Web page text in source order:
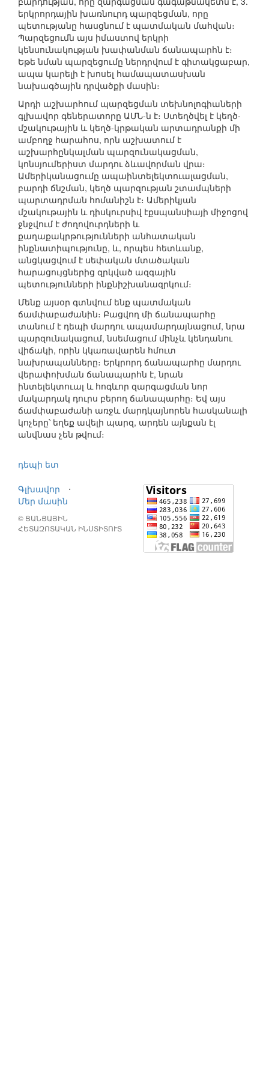
երկրորդային խառնուրդ պարզեցման, որը
պետությանը հասցնում է պատմական մահվան։
Պարզեցումն այս իմաստով երկրի
կենսունակության խափանման ճանապարհն է։
Եթե նման պարզեցումը ներդրվում է գիտակցաբար,
ապա կարելի է խոսել համապատասխան
նախագծային դրվածքի մասին։
Արդի աշխարհում պարզեցման տեխնոլոգիաների
գլխավոր գեներատորը ԱՄՆ-ն է։ Ստեղծվել է կեղծ-
մշակութային և կեղծ-կրթական արտադրանքի մի
ամբողջ հարահոս, որն աշխատում է
աշխարհընկալման պարզունակացման,
կոնսյումերիստ մարդու ձևավորման վրա։
Ամերիկանացումը ապաինտելեկտուալացման,
բարդի ճնշման, կեղծ պարզության շտամպների
պարտադրման հոմանիշն է։ Ամերիկյան
մշակութային և դիսկուրսիվ էքսպանսիայի միջոցով
ջնջվում է ժողովուրդների և
քաղաքակրթությունների անհատական
ինքնատիպությունը, և, որպես հետևանք,
անցկացվում է սեփական մտածական
հարացույցներից զրկված ազգային
պետությունների ինքնիշխանազրկում։
Մենք այսօր գտնվում ենք պատմական
ճամփաբաժանին։ Բացվող մի ճանապարհը
տանում է դեպի մարդու ապամարդայնացում, նրա
պարզունակացում, նսեմացում մինչև կենդանու
վիճակի, որին կկառավարեն հմուտ
նախրապանները։ Երկրորդ ճանապարհը մարդու
վերափոխման ճանապարհն է, նրան
ինտելեկտուալ և հոգևոր զարգացման նոր
մակարդակ դուրս բերող ճանապարհը։ Եվ այս
ճամփաբաժանի առջև մարդկայնորեն հասկանալի
կոչերը՝ եղեք ավելի պարզ, արդեն այնքան էլ
անվնաս չեն թվում։
դեպի ետ
Գլխավոր
⋅
Մեր մասին
© ՑԱՆՑԱՅԻՆ
ՀԵՏԱԶՈՏԱԿԱՆ ԻՆՍՏԻՏՈՒՏ